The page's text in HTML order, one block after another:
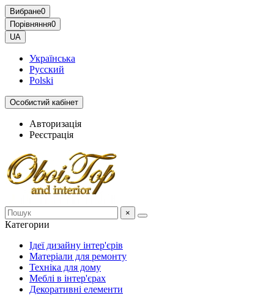
Вибране0
Порівняння0
UA
Українська
Русский
Polski
Особистий кабінет
Авторизація
Реєстрація
×
Категории
Ідеї дизайну інтер'єрів
Матеріали для ремонту
Техніка для дому
Меблі в інтер'єрах
Декоративні елементи